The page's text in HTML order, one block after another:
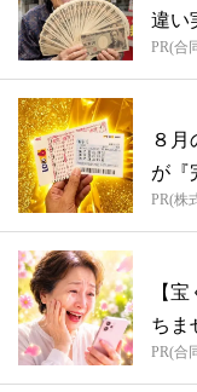
違い
PR(合
８月
が『
PR(株
【
ちま
PR(合